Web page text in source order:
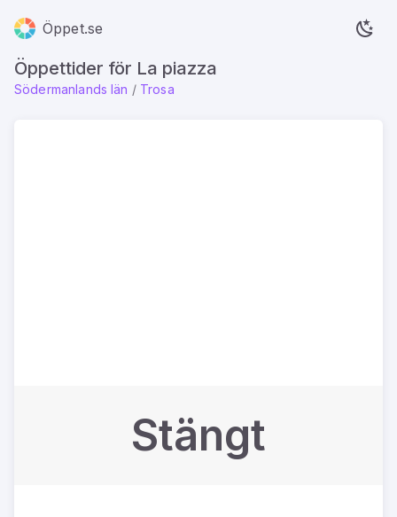
Öppet.se
Öppettider för La piazza
Södermanlands län / Trosa
Stängt